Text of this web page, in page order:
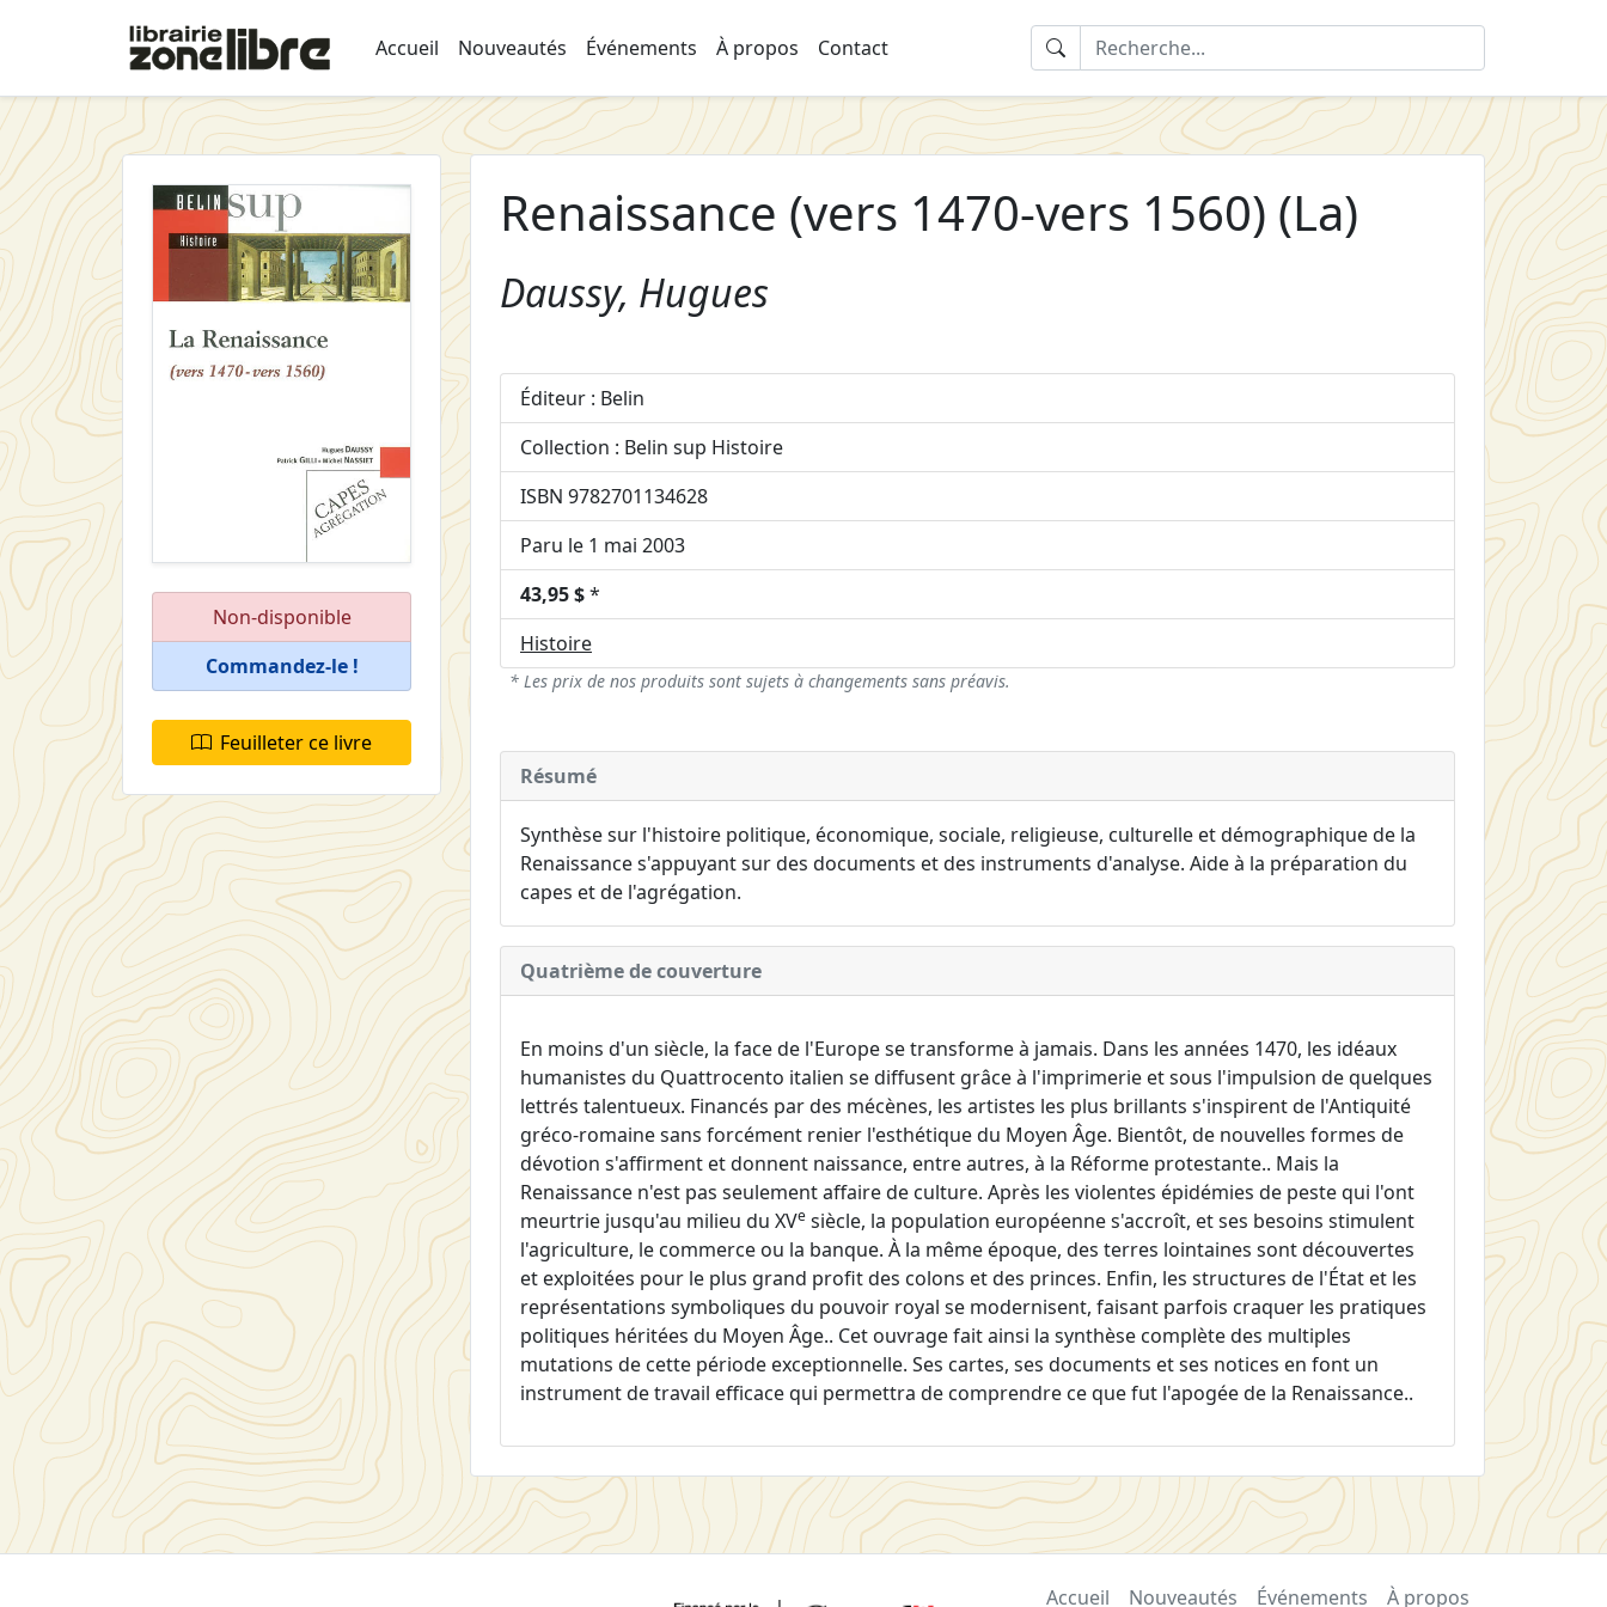
Accueil Nouveautés Événements À propos Contact
Non-disponible
Commandez-le !
Feuilleter ce livre
Renaissance (vers 1470-vers 1560) (La)
Daussy, Hugues
Éditeur : Belin
Collection : Belin sup Histoire
ISBN 9782701134628
Paru le 1 mai 2003
43,95 $*
Histoire
* Les prix de nos produits sont sujets à changements sans préavis.
Résumé
Synthèse sur l'histoire politique, économique, sociale, religieuse, culturelle et démographique de la
Renaissance s'appuyant sur des documents et des instruments d'analyse. Aide à la préparation du
capes et de l'agrégation.
Quatrième de couverture
En moins d'un siècle, la face de l'Europe se transforme à jamais. Dans les années 1470, les idéaux
humanistes du Quattrocento italien se diffusent grâce à l'imprimerie et sous l'impulsion de quelques
lettrés talentueux. Financés par des mécènes, les artistes les plus brillants s'inspirent de l'Antiquité
gréco-romaine sans forcément renier l'esthétique du Moyen Âge. Bientôt, de nouvelles formes de
dévotion s'affirment et donnent naissance, entre autres, à la Réforme protestante.. Mais la
Renaissance n'est pas seulement affaire de culture. Après les violentes épidémies de peste qui l'ont
meurtrie jusqu'au milieu du XVe siècle, la population européenne s'accroît, et ses besoins stimulent
l'agriculture, le commerce ou la banque. À la même époque, des terres lointaines sont découvertes
et exploitées pour le plus grand profit des colons et des princes. Enfin, les structures de l'État et les
représentations symboliques du pouvoir royal se modernisent, faisant parfois craquer les pratiques
politiques héritées du Moyen Âge.. Cet ouvrage fait ainsi la synthèse complète des multiples
mutations de cette période exceptionnelle. Ses cartes, ses documents et ses notices en font un
instrument de travail efficace qui permettra de comprendre ce que fut l'apogée de la Renaissance..
Accueil Nouveautés Événements À propos